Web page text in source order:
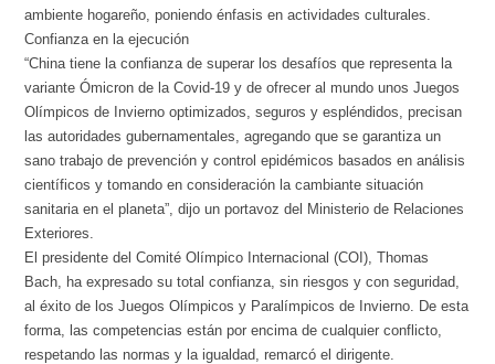
ambiente hogareño, poniendo énfasis en actividades culturales.
Confianza en la ejecución
“China tiene la confianza de superar los desafíos que representa la
variante Ómicron de la Covid-19 y de ofrecer al mundo unos Juegos
Olímpicos de Invierno optimizados, seguros y espléndidos, precisan
las autoridades gubernamentales, agregando que se garantiza un
sano trabajo de prevención y control epidémicos basados en análisis
científicos y tomando en consideración la cambiante situación
sanitaria en el planeta”, dijo un portavoz del Ministerio de Relaciones
Exteriores.
El presidente del Comité Olímpico Internacional (COI), Thomas
Bach, ha expresado su total confianza, sin riesgos y con seguridad,
al éxito de los Juegos Olímpicos y Paralímpicos de Invierno. De esta
forma, las competencias están por encima de cualquier conflicto,
respetando las normas y la igualdad, remarcó el dirigente.